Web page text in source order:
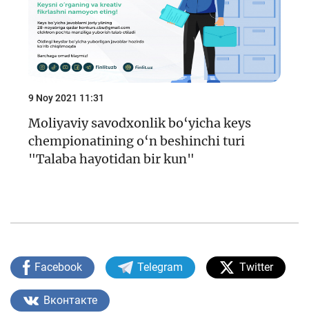
9 Noy 2021 11:31
Moliyaviy savodxonlik bo‘yicha keys
chempionatining o‘n beshinchi turi
"Talaba hayotidan bir kun"
Facebook Telegram Twitter
Вконтакте